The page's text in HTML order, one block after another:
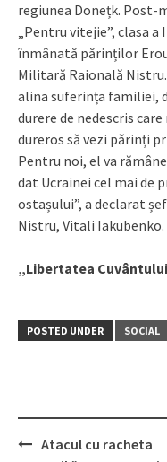
regiunea Donețk.
„Pentru vitejie”, clasa
înmânată părinților
Militară Raională
alina suferința familiei,
durere de nedescris
dureros să vezi părinți
Pentru noi, el va
dat Ucrainei cel mai de
ostașului”, a declarat
Nistru, Vitali Iakubenko.
„Libertatea
POSTED UNDER SOCIAL
Atacul cu racheta